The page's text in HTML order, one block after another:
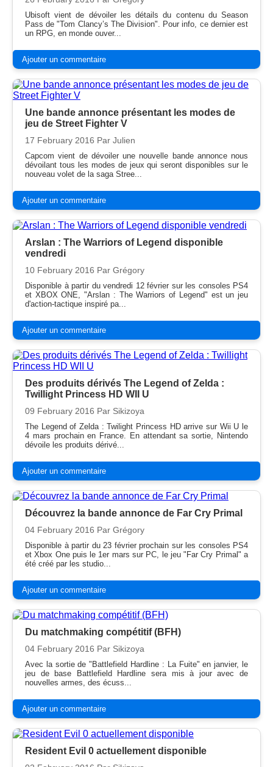
Ubisoft vient de dévoiler les détails du contenu du Season
Pass de "Tom Clancy’s The Division". Pour info, ce dernier est
un RPG, en monde ouver...
Ajouter un commentaire
Une bande annonce présentant les modes de
jeu de Street Fighter V
17 February 2016 Par Julien
Capcom vient de dévoiler une nouvelle bande annonce nous
dévoilant tous les modes de jeux qui seront disponibles sur le
nouveau volet de la saga Stree...
Ajouter un commentaire
Arslan : The Warriors of Legend disponible
vendredi
10 February 2016 Par Grégory
Disponible à partir du vendredi 12 février sur les consoles PS4
et XBOX ONE, "Arslan : The Warriors of Legend" est un jeu
d'action-tactique inspiré pa...
Ajouter un commentaire
Des produits dérivés The Legend of Zelda :
Twillight Princess HD WII U
09 February 2016 Par Sikizoya
The Legend of Zelda : Twilight Princess HD arrive sur Wii U le
4 mars prochain en France. En attendant sa sortie, Nintendo
dévoile les produits dérivé...
Ajouter un commentaire
Découvrez la bande annonce de Far Cry Primal
04 February 2016 Par Grégory
Disponible à partir du 23 février prochain sur les consoles PS4
et Xbox One puis le 1er mars sur PC, le jeu "Far Cry Primal" a
été créé par les studio...
Ajouter un commentaire
Du matchmaking compétitif (BFH)
04 February 2016 Par Sikizoya
Avec la sortie de "Battlefield Hardline : La Fuite" en janvier, le
jeu de base Battlefield Hardline sera mis à jour avec de
nouvelles armes, des écuss...
Ajouter un commentaire
Resident Evil 0 actuellement disponible